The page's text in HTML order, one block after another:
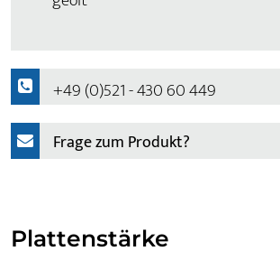
+49 (0)521 - 430 60 449
Frage zum Produkt?
Plattenstärke